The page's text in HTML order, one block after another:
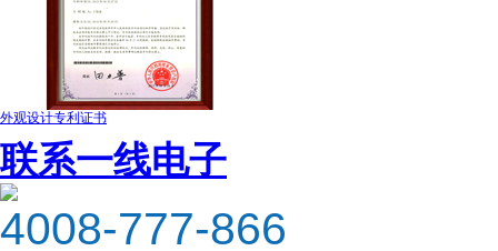
外观设计专利证书
联系一线电子
4008-777-866